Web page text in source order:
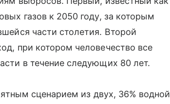
газов к 2050 году, за которым
части столетия. Второй
при котором человечество все
в течение следующих 80 лет.
сценарием из двух, 36% водной